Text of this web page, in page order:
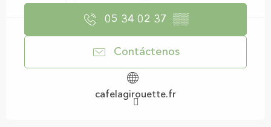
05 34 02 37 ▒▒
Contáctenos
cafelagirouette.fr